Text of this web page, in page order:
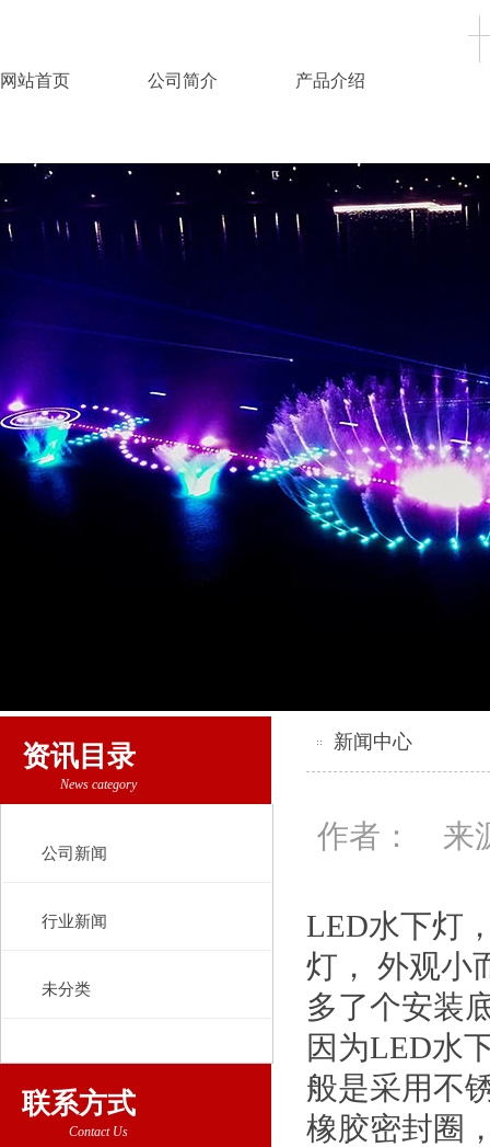
网站首页 公司简介 产品介绍
资讯目录
News category
公司新闻
行业新闻
未分类
联系方式
Contact Us
新闻中心
作者： 来
LED水下灯
灯， 外观小
多了个安装
因为LED水
般是采用不
橡胶密封圈